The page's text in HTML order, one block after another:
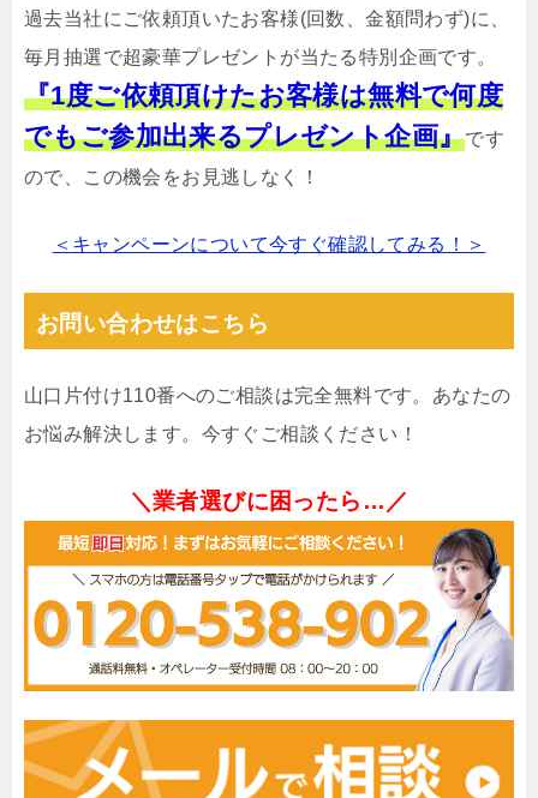
過去当社にご依頼頂いたお客様(回数、金額問わず)に、
毎月抽選で超豪華プレゼントが当たる特別企画です。
『1度ご依頼頂けたお客様は無料で何度
でもご参加出来るプレゼント企画』です
ので、この機会をお見逃しなく！
＜キャンペーンについて今すぐ確認してみる！＞
お問い合わせはこちら
山口片付け110番へのご相談は完全無料です。あなたの
お悩み解決します。今すぐご相談ください！
＼業者選びに困ったら…／